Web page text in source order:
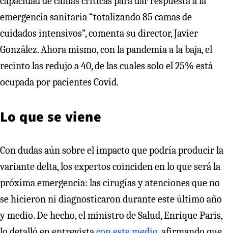
emergencia sanitaria “totalizando 85 camas de
cuidados intensivos”, comenta su director, Javier
González. Ahora mismo, con la pandemia a la baja, el
recinto las redujo a 40, de las cuales solo el 25% está
ocupada por pacientes Covid.
Lo que se viene
Con dudas aún sobre el impacto que podría producir la
variante delta, los expertos coinciden en lo que será la
próxima emergencia: las cirugías y atenciones que no
se hicieron ni diagnosticaron durante este último año
y medio. De hecho, el ministro de Salud, Enrique Paris,